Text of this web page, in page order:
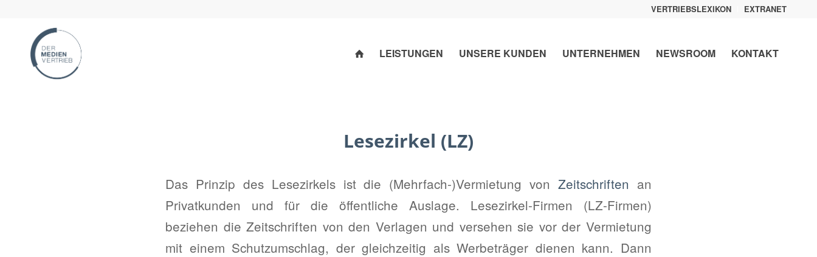
VERTRIEBSLEXIKON EXTRANET
LEISTUNGEN UNSERE KUNDEN UNTERNEHMEN NEWSROOM KONTAKT
Lesezirkel (LZ)
Das Prinzip des Lesezirkels ist die (Mehrfach-)Vermietung vonZeitschriften an
Privatkunden und für die öffentliche Auslage. Lesezirkel-Firmen (LZ-Firmen)
beziehen die Zeitschriften von den Verlagen und versehen sie vor der Vermietung
mit einem Schutzumschlag, der gleichzeitig als Werbeträger dienen kann. Dann